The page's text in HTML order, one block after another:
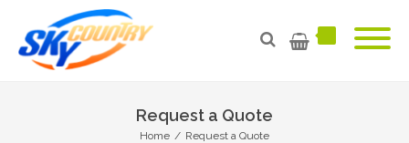
Request a Quote
Home / Request a Quote